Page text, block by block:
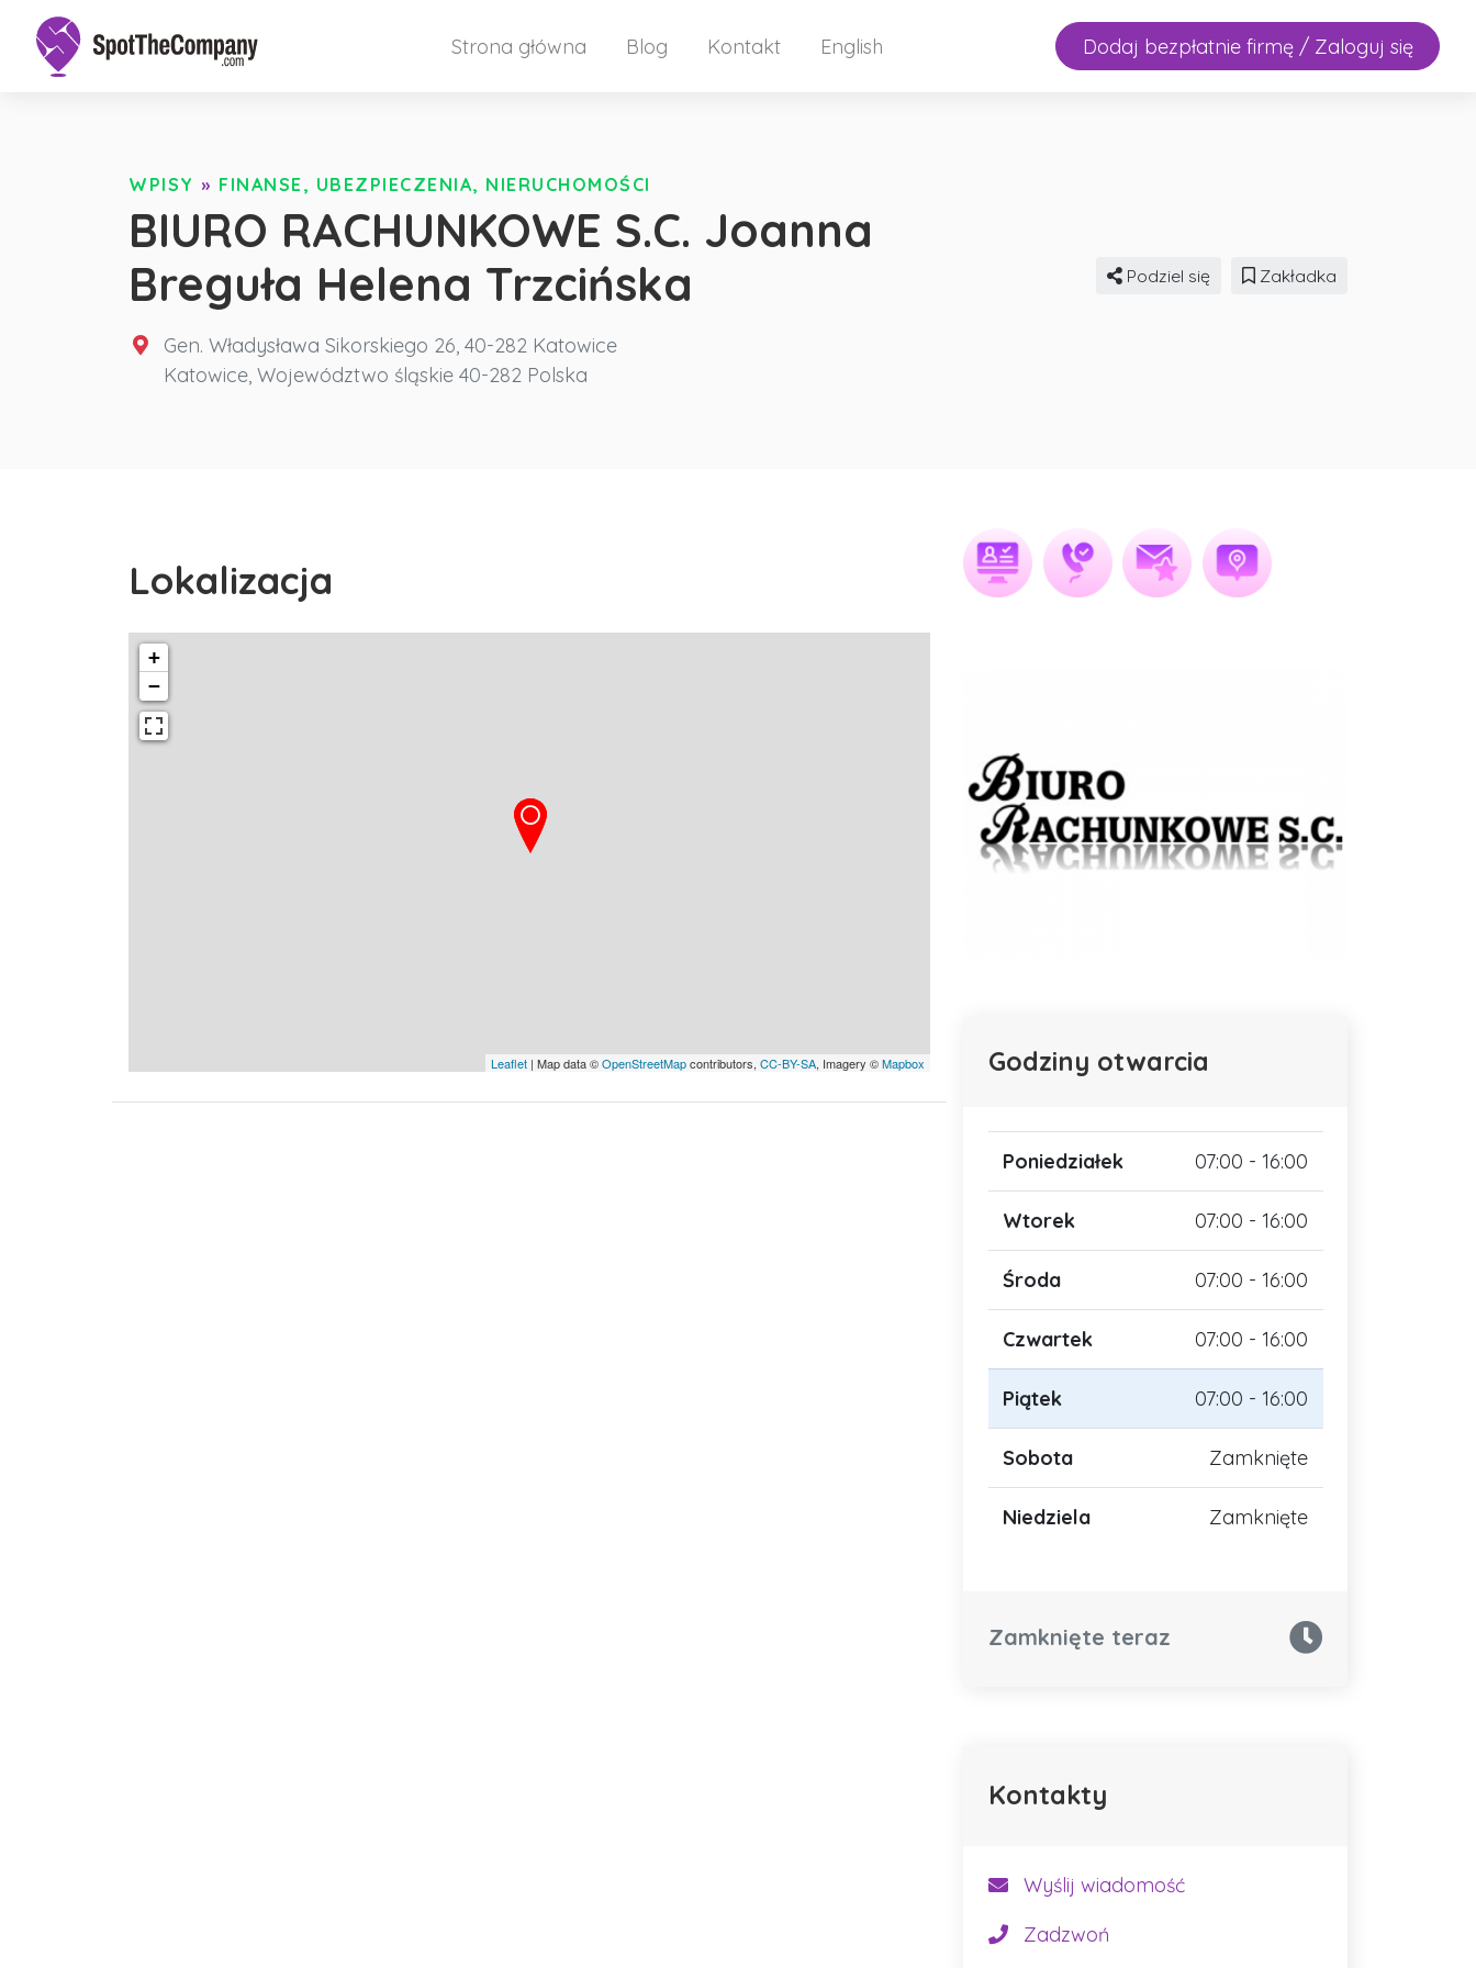
Strona główna Blog Kontakt English Dodaj bezpłatnie firmę / Zaloguj się
WPISY » FINANSE, UBEZPIECZENIA, NIERUCHOMOŚCI
BIURO RACHUNKOWE S.C. Joanna
Breguła Helena Trzcińska
Gen. Władysława Sikorskiego 26, 40-282 Katowice
Katowice, Województwo śląskie 40-282 Polska
Podziel się Zakładka
Lokalizacja
+
−
Leaflet | Map data ©OpenStreetMapcontributors, CC-BY-SA, Imagery ©Mapbox Godziny otwarcia
Poniedziałek 07:00 - 16:00
Wtorek 07:00 - 16:00
Środa 07:00 - 16:00
Czwartek 07:00 - 16:00
Piątek 07:00 - 16:00
Sobota Zamknięte
Niedziela Zamknięte
Zamknięte teraz
Kontakty
Wyślij wiadomość
Zadzwoń